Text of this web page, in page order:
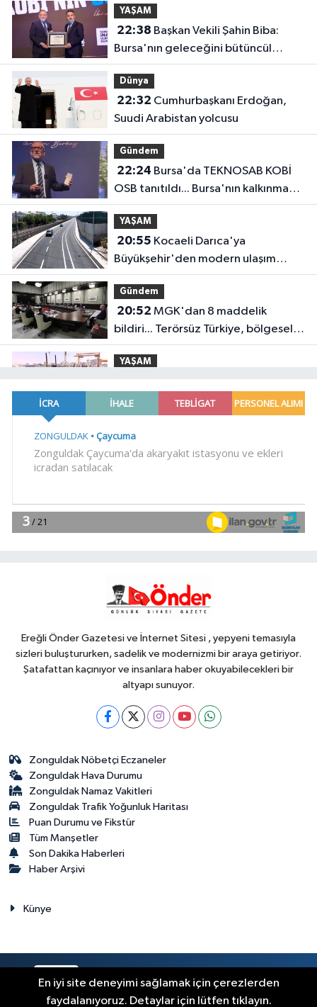
YAŞAM
22:38
Bursa'nın geleceğini bütüncül
anlayışla planlıyoruz
Dünya
22:32
Suudi Arabistan yolcusu
Gündem
22:24
OSB tanıtıldı... Bursa'nın kalkınma
yolculuğunda yeni dönem
YAŞAM
20:55
Büyükşehir'den modern ulaşım
yatırımı
Gündem
20:52
bildiri... Terörsüz Türkiye, bölgesel
güvenlik ve Gazze mesajı
YAŞAM
gemi
18:52Türk Tarih Kurumu'ndan tarihi
18:48 .
Ereğli Önder Gazetesi ve İnternet Sitesi , yepyeni temasıyla
sizleri buluştururken, sadelik ve modernizmi bir araya getiriyor.
Şatafattan kaçınıyor ve insanlara haber okuyabilecekleri bir
altyapı sunuyor.
Zonguldak Nöbetçi Eczaneler
Zonguldak Hava Durumu
Zonguldak Namaz Vakitleri
Zonguldak Trafik Yoğunluk Haritası
Puan Durumu ve Fikstür
Tüm Manşetler
Son Dakika Haberleri
Haber Arşivi
Künye
RSS Copyright © 2023. Her hakkı saklıdır.
En iyi site deneyimi sağlamak için çerezlerden
faydalanıyoruz. Detaylar için lütfen tıklayın.